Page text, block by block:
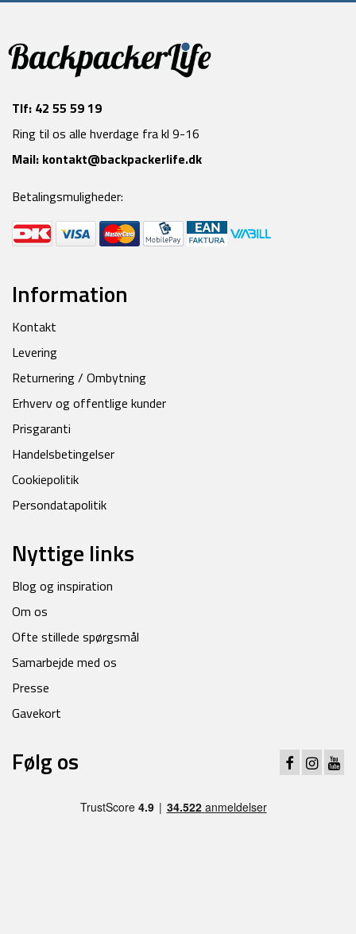
Tlf: 42 55 59 19
Ring til os alle hverdage fra kl 9-16
Mail: kontakt@backpackerlife.dk
Betalingsmuligheder:
Information
Kontakt
Levering
Returnering / Ombytning
Erhverv og offentlige kunder
Prisgaranti
Handelsbetingelser
Cookiepolitik
Persondatapolitik
Nyttige links
Blog og inspiration
Om os
Ofte stillede spørgsmål
Samarbejde med os
Presse
Gavekort
Følg os